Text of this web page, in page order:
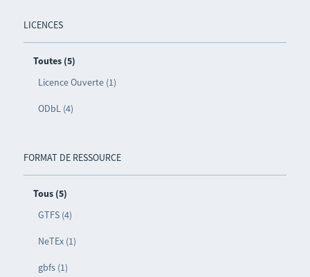
LICENCES
Toutes (5)
Licence Ouverte (1)
ODbL (4)
FORMAT DE RESSOURCE
Tous (5)
GTFS (4)
NeTEx (1)
gbfs (1)